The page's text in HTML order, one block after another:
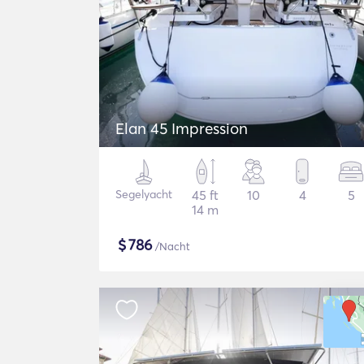
Elan 45 Impression
Segelyacht
45 ft
14 m
10 4 5
$786/Nacht